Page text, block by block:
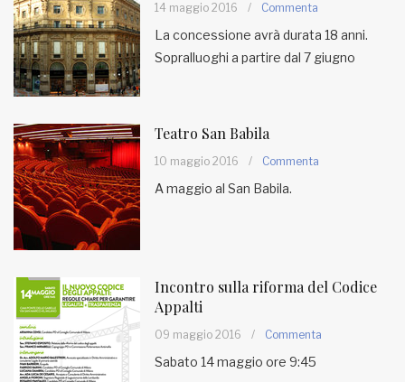
14 maggio 2016 / Commenta
La concessione avrà durata 18 anni.
Sopralluoghi a partire dal 7 giugno
Teatro San Babila
10 maggio 2016 / Commenta
A maggio al San Babila.
Incontro sulla riforma del Codice
Appalti
09 maggio 2016 / Commenta
Sabato 14 maggio ore 9:45